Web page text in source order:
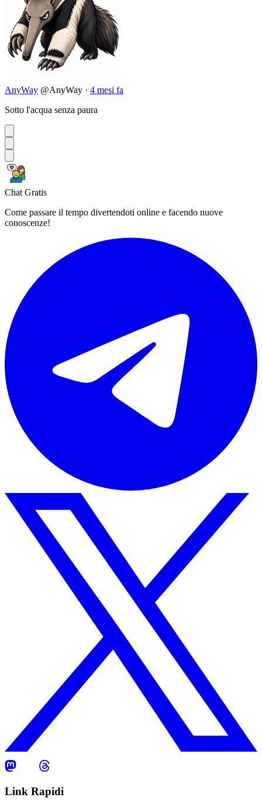
AnyWay @AnyWay · 4 mesi fa
Sotto l'acqua senza paura
Chat Gratis
Come passare il tempo divertendoti online e facendo nuove
conoscenze!
Link Rapidi